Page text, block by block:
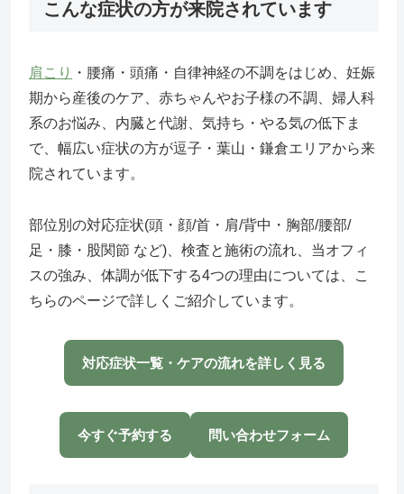
こんな症状の方が来院されています
肩こり
・腰痛・頭痛・自律神経の不調をはじめ、妊娠
期から産後のケア、赤ちゃんやお子様の不調、婦人科
系のお悩み、内臓と代謝、気持ち・やる気の低下ま
で、幅広い症状の方が逗子・葉山・鎌倉エリアから来
院されています。
部位別の対応症状(頭・顔/首・肩/背中・胸部/腰部/
足・膝・股関節 など)、検査と施術の流れ、当オフィ
スの強み、体調が低下する4つの理由については、こ
ちらのページで詳しくご紹介しています。
対応症状一覧・ケアの流れを詳しく見る
今すぐ予約する 問い合わせフォーム